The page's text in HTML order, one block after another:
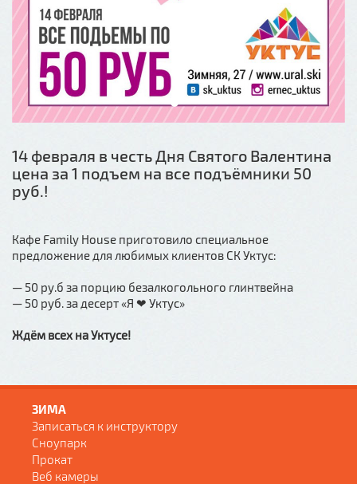
14 февраля в честь Дня Святого Валентина
цена за 1 подъем на все подъёмники 50
руб.!
Кафе Family House приготовило специальное
предложение для любимых клиентов СК Уктус:
— 50 ру.б за порцию безалкогольного глинтвейна
— 50 руб. за десерт «Я ❤ Уктус»
Ждём всех на Уктусе!
ЗИМА
Записаться к инструктору
Сноупарк
Прокат
Веб камеры